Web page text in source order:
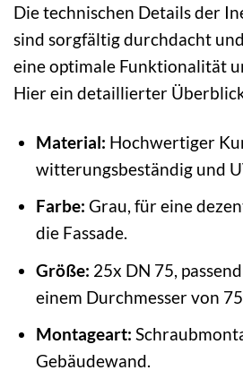
Die technischen Details der
sind sorgfältig durchdacht
eine optimale Funktionalität
Hier ein detaillierter
Material: Hochwertiger
witterungsbeständig und
Farbe: Grau, für eine
die Fassade.
Größe: 25x DN 75,
einem Durchmesser von 75
Montageart:
Gebäudewand.